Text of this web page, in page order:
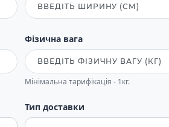
Фізична вага
Мінімальна тарифікація - 1кг.
Тип доставки